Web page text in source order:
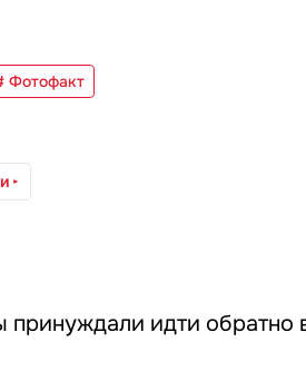
Фотофакт
идти обратно